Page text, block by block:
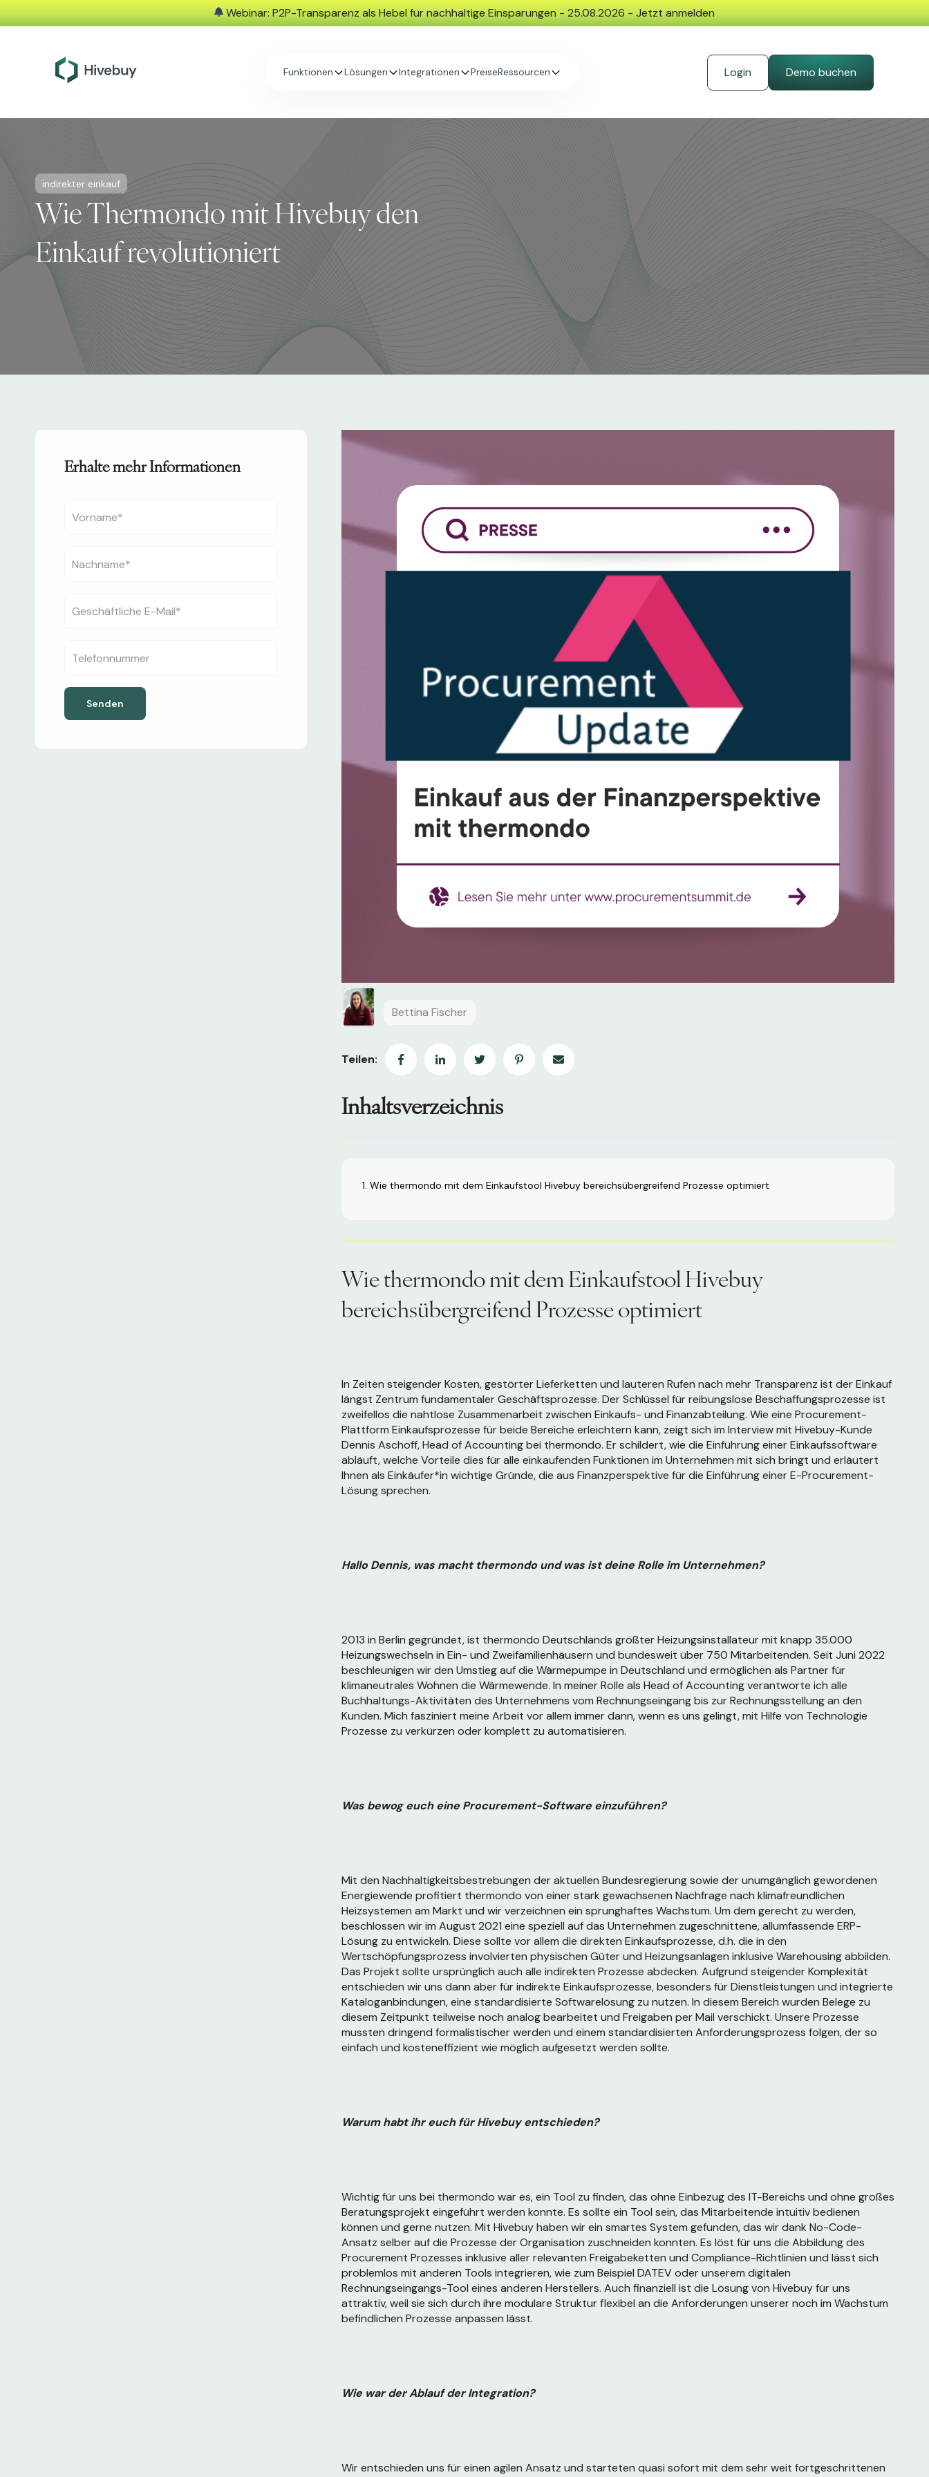
Webinar: P2P-Transparenz als Hebel für nachhaltige Einsparungen - 25.08.2026 - Jetzt anmelden
Funktionen Lösungen Integrationen PreiseRessourcen Login Demo buchen
indirekter einkauf
Wie Thermondo mit Hivebuy den
Einkauf revolutioniert
Erhalte mehr Informationen
Bettina Fischer
Teilen:
Inhaltsverzeichnis
Wie thermondo mit dem Einkaufstool Hivebuy bereichsübergreifend Prozesse optimiert
Wie thermondo mit dem Einkaufstool Hivebuy
bereichsübergreifend Prozesse optimiert
In Zeiten steigender Kosten, gestörter Lieferketten und lauteren Rufen nach mehr Transparenz ist der Einkauf
längst Zentrum fundamentaler Geschäftsprozesse. Der Schlüssel für reibungslose Beschaffungsprozesse ist
zweifellos die nahtlose Zusammenarbeit zwischen Einkaufs- und Finanzabteilung. Wie eine Procurement-
Plattform Einkaufsprozesse für beide Bereiche erleichtern kann, zeigt sich im Interview mit Hivebuy-Kunde
Dennis Aschoff, Head of Accounting bei thermondo. Er schildert, wie die Einführung einer Einkaufssoftware
abläuft, welche Vorteile dies für alle einkaufenden Funktionen im Unternehmen mit sich bringt und erläutert
Ihnen als Einkäufer*in wichtige Gründe, die aus Finanzperspektive für die Einführung einer E-Procurement-
Lösung sprechen.
Hallo Dennis, was macht thermondo und was ist deine Rolle im Unternehmen?
2013 in Berlin gegründet, ist thermondo Deutschlands größter Heizungsinstallateur mit knapp 35.000
Heizungswechseln in Ein- und Zweifamilienhäusern und bundesweit über 750 Mitarbeitenden. Seit Juni 2022
beschleunigen wir den Umstieg auf die Wärmepumpe in Deutschland und ermöglichen als Partner für
klimaneutrales Wohnen die Wärmewende. In meiner Rolle als Head of Accounting verantworte ich alle
Buchhaltungs-Aktivitäten des Unternehmens vom Rechnungseingang bis zur Rechnungsstellung an den
Kunden. Mich fasziniert meine Arbeit vor allem immer dann, wenn es uns gelingt, mit Hilfe von Technologie
Prozesse zu verkürzen oder komplett zu automatisieren.
Was bewog euch eine Procurement-Software einzuführen?
Mit den Nachhaltigkeitsbestrebungen der aktuellen Bundesregierung sowie der unumgänglich gewordenen
Energiewende profitiert thermondo von einer stark gewachsenen Nachfrage nach klimafreundlichen
Heizsystemen am Markt und wir verzeichnen ein sprunghaftes Wachstum. Um dem gerecht zu werden,
beschlossen wir im August 2021 eine speziell auf das Unternehmen zugeschnittene, allumfassende ERP-
Lösung zu entwickeln. Diese sollte vor allem die direkten Einkaufsprozesse, d.h. die in den
Wertschöpfungsprozess involvierten physischen Güter und Heizungsanlagen inklusive Warehousing abbilden.
Das Projekt sollte ursprünglich auch alle indirekten Prozesse abdecken. Aufgrund steigender Komplexität
entschieden wir uns dann aber für indirekte Einkaufsprozesse, besonders für Dienstleistungen und integrierte
Kataloganbindungen, eine standardisierte Softwarelösung zu nutzen. In diesem Bereich wurden Belege zu
diesem Zeitpunkt teilweise noch analog bearbeitet und Freigaben per Mail verschickt. Unsere Prozesse
mussten dringend formalistischer werden und einem standardisierten Anforderungsprozess folgen, der so
einfach und kosteneffizient wie möglich aufgesetzt werden sollte.
Warum habt ihr euch für Hivebuy entschieden?
Wichtig für uns bei thermondo war es, ein Tool zu finden, das ohne Einbezug des IT-Bereichs und ohne großes
Beratungsprojekt eingeführt werden konnte. Es sollte ein Tool sein, das Mitarbeitende intuitiv bedienen
können und gerne nutzen. Mit Hivebuy haben wir ein smartes System gefunden, das wir dank No-Code-
Ansatz selber auf die Prozesse der Organisation zuschneiden konnten. Es löst für uns die Abbildung des
Procurement Prozesses inklusive aller relevanten Freigabeketten und Compliance-Richtlinien und lässt sich
problemlos mit anderen Tools integrieren, wie zum Beispiel DATEV oder unserem digitalen
Rechnungseingangs-Tool eines anderen Herstellers. Auch finanziell ist die Lösung von Hivebuy für uns
attraktiv, weil sie sich durch ihre modulare Struktur flexibel an die Anforderungen unserer noch im Wachstum
befindlichen Prozesse anpassen lässt.
Wie war der Ablauf der Integration?
Wir entschieden uns für einen agilen Ansatz und starteten quasi sofort mit dem sehr weit fortgeschrittenen